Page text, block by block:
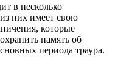
в несколько
них имеет свою
которые
память об
периода траура.